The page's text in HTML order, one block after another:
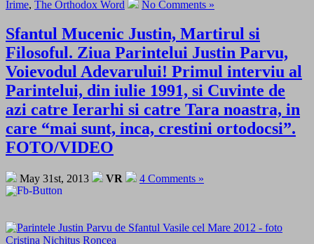
Irime, The Orthodox Word No Comments »
Sfantul Mucenic Justin, Martirul si
Filosoful. Ziua Parintelui Justin Parvu,
Voievodul Adevarului! Primul interviu al
Parintelui, din iulie 1991, si Cuvinte de
azi catre Ierarhi si catre Tara noastra, in
care “mai sunt, inca, crestini ortodocsi”.
FOTO/VIDEO
May 31st, 2013 VR 4 Comments »